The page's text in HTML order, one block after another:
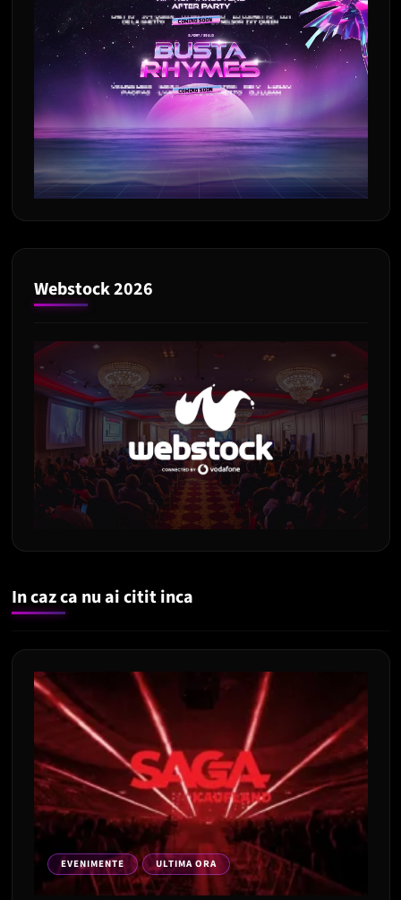
Webstock 2026
In caz ca nu ai citit inca
EVENIMENTE ULTIMA ORA